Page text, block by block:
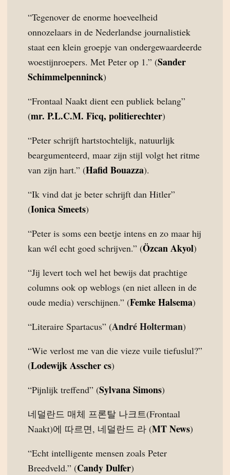
“Tegenover de enorme hoeveelheid
onnozelaars in de Nederlandse journalistiek
staat een klein groepje van ondergewaardeerde
woestijnroepers. Met Peter op 1.” (Sander
Schimmelpenninck)
“Frontaal Naakt dient een publiek belang”
(mr. P.L.C.M. Ficq, politierechter)
“Peter schrijft hartstochtelijk, natuurlijk
beargumenteerd, maar zijn stijl volgt het ritme
van zijn hart.” (Hafid Bouazza).
“Ik vind dat je beter schrijft dan Hitler”
(Ionica Smeets)
“Peter is soms een beetje intens en zo maar hij
kan wél echt goed schrijven.” (Özcan Akyol)
“Jij levert toch wel het bewijs dat prachtige
columns ook op weblogs (en niet alleen in de
oude media) verschijnen.” (Femke Halsema)
“Literaire Spartacus” (André Holterman)
“Wie verlost me van die vieze vuile tiefuslul?”
(Lodewijk Asscher cs)
“Pijnlijk treffend” (Sylvana Simons)
네덜란드 매체 프론탈 나크트(Frontaal
Naakt)에 따르면, 네덜란드 라 (MT News)
“Echt intelligente mensen zoals Peter
Breedveld.” (Candy Dulfer)